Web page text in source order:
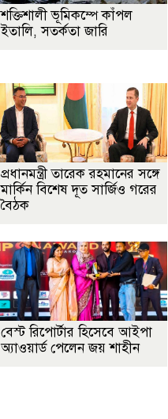
শক্তিশালী ভূমিকম্পে কাঁপল
ইতালি, সতর্কতা জারি
প্রধানমন্ত্রী তারেক রহমানের সঙ্গে
মার্কিন বিশেষ দূত সার্জিও গরের
বৈঠক
বেস্ট রিপোর্টার হিসেবে আইপা
অ্যাওয়ার্ড পেলেন জয় শাহীন